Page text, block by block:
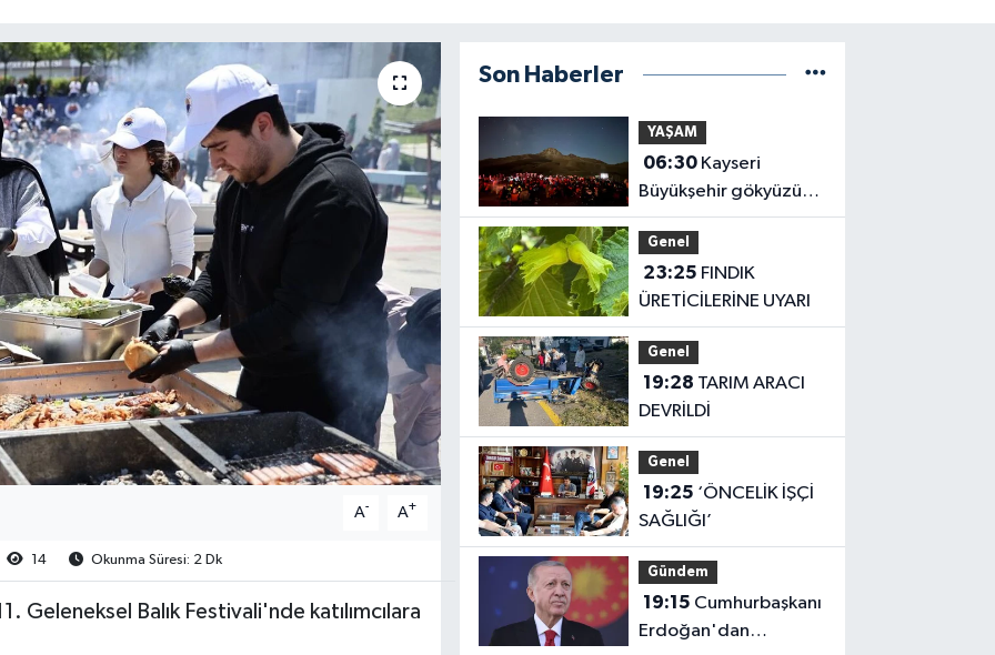
A- A+
14 Okunma Süresi: 2 Dk
Geleneksel Balık Festivali'nde katılımcılara
Son Haberler
YAŞAM
06:30
Büyükşehir gökyüzü
tutkunlarını Erciyes'te
buluşturacak
Genel
23:25
ÜRETİCİLERİNE UYARI
Genel
19:28
DEVRİLDİ
Genel
19:25
SAĞLIĞI’
Gündem
19:15
Erdoğan'dan